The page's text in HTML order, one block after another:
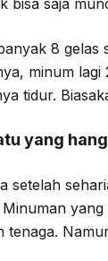
8 gelas
minum
tidur.
yang
setelah
tenaga.